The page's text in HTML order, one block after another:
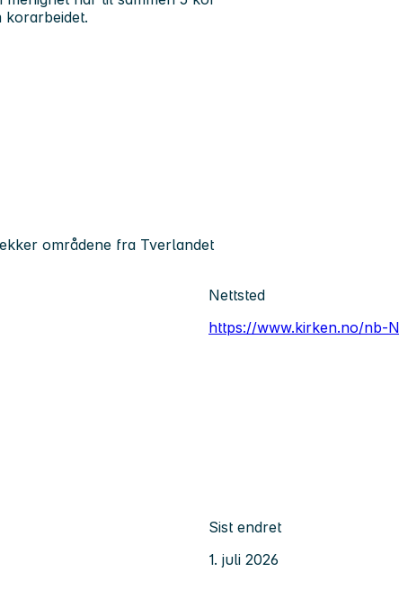
områdene fra Tverlandet
Nettsted
https://www.kirken.no/nb-
Sist endret
1. juli 2026